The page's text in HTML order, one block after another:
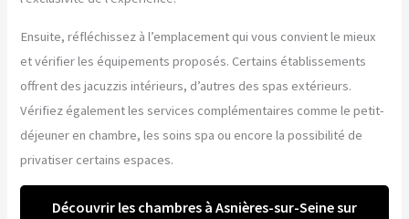
Ensuite, réfléchissez à l’emplacement qui vous convient le mieux
et vérifier les équipements proposés. Certains établissements
offrent des jacuzzis intérieurs, d’autres des spas extérieurs.
Vérifiez également les services complémentaires comme le petit-
déjeuner en chambre, les soins spa ou encore la possibilité de
privatiser certains espaces.
Découvrir les chambres à Asnières-sur-Seine sur